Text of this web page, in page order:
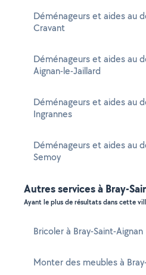
Déménageurs et aides au
Cravant
Déménageurs et aides au
Aignan-le-Jaillard
Déménageurs et aides au
Ingrannes
Déménageurs et aides au
Semoy
Autres services à Bray-
Ayant le plus de résultats dans cette
Bricoler à Bray-Saint-Aignan
Monter des meubles à